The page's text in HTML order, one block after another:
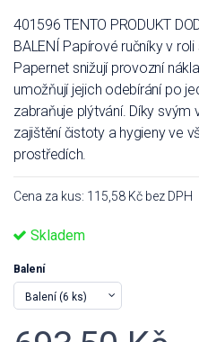
401596 TENTO PRODUKT
BALENÍ Papírové ručníky v
Papernet snižují provozní
umožňují jejich odebírání po
zabraňuje plýtvání. Díky
zajištění čistoty a hygieny ve
prostředích.
Cena za kus: 115,58 Kč bez DPH
Skladem
Balení